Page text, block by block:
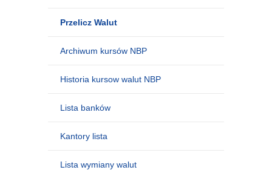
Przelicz Walut
Archiwum kursów NBP
Historia kursow walut NBP
Lista banków
Kantory lista
Lista wymiany walut